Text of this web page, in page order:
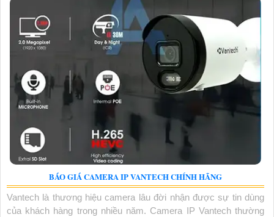
BÁO GIÁ CAMERA IP VANTECH CHÍNH HÃNG
Vantech là thương hiệu camera lâu đời nhận được sự tin dùng
của khách hàng trong nhiều năm. Camera IP Vantech thường